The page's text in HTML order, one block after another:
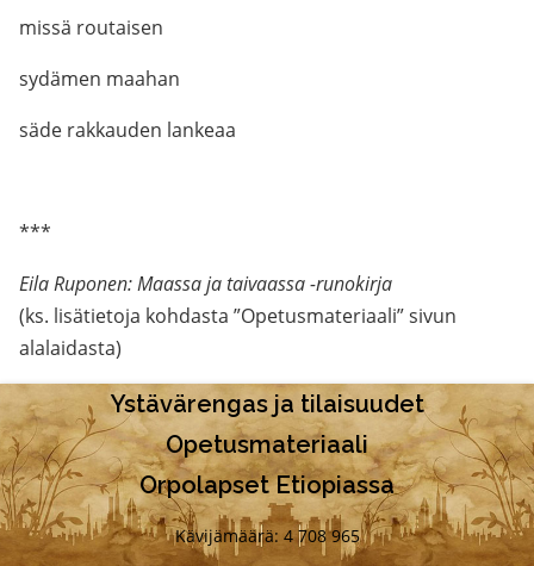
missä routaisen
sydämen maahan
säde rakkauden lankeaa
***
Eila Ruponen: Maassa ja taivaassa -runokirja
(ks. lisätietoja kohdasta ”Opetusmateriaali” sivun
alalaidasta)
Ystävärengas ja tilaisuudet
Opetusmateriaali
Orpolapset Etiopiassa
Kävijämäärä: 4 708 965